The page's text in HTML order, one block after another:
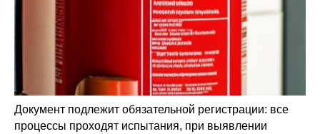
Документ подлежит обязательной регистрации: все
процессы проходят испытания, при выявлении